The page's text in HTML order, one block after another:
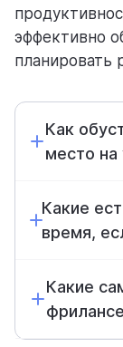
помощь
помогаем
эффективно
планировать
Как
место на
Какие
время,
Какие